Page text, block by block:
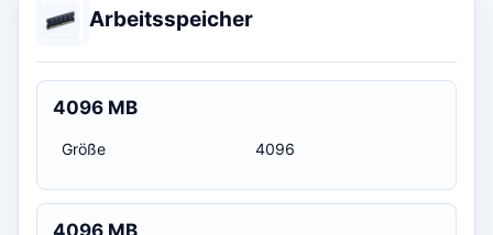
Arbeitsspeicher
4096 MB
Größe 4096
4096 MB